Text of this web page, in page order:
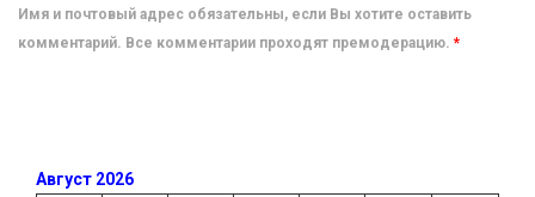
Имя и почтовый адрес обязательны, если Вы хотите оставить
комментарий. Все комментарии проходят премодерацию. *
Август 2026